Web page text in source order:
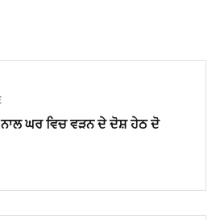
ਘਰ ਵਿਚ ਵੜਨ ਦੇ ਦੋਸ਼ ਹੇਠ ਦੋ